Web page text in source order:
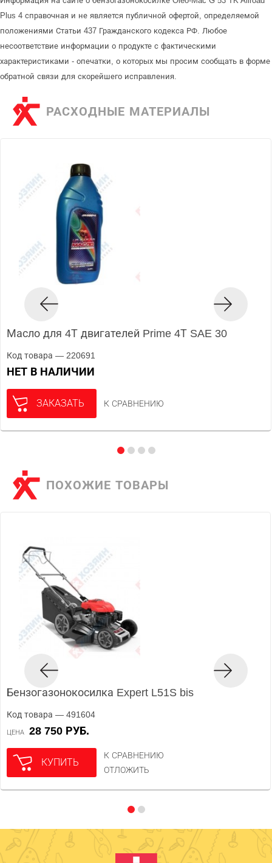
Plus 4 справочная и не является публичной офертой, определяемой
положениями Статьи 437 Гражданского кодекса РФ. Любое
несоответствие информации о продукте с фактическими
характеристиками - опечатки, о которых мы просим сообщать в форме
обратной связи для скорейшего исправления.
РАСХОДНЫЕ МАТЕРИАЛЫ
Масло для 4Т двигателей Prime 4Т SAE 30
Код товара — 220691
НЕТ В НАЛИЧИИ
ЗАКАЗАТЬ К СРАВНЕНИЮ
ПОХОЖИЕ ТОВАРЫ
Бензогазонокосилка Expert L51S bis
Код товара — 491604
ЦЕНА 28 750 РУБ.
КУПИТЬ
К СРАВНЕНИЮ
ОТЛОЖИТЬ